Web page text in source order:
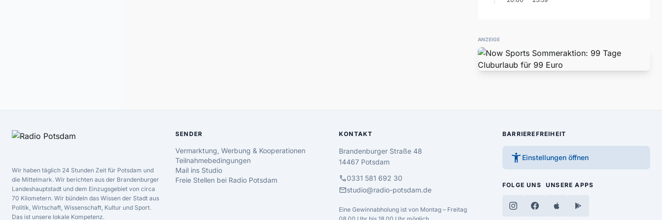
ANZEIGE
Wir haben täglich 24 Stunden Zeit für Potsdam und
die Mittelmark. Wir berichten aus der Brandenburger
Landeshauptstadt und dem Einzugsgebiet von circa
70 Kilometern. Wir bündeln das Wissen der Stadt aus
Politik, Wirtschaft, Wissenschaft, Kultur und Sport.
Das ist unsere lokale Kompetenz.
SENDER
Vermarktung, Werbung & Kooperationen
Teilnahmebedingungen
Mail ins Studio
Freie Stellen bei Radio Potsdam
KONTAKT
Brandenburger Straße 48
14467 Potsdam
call0331 581 692 30
mailstudio@radio-potsdam.de
Eine Gewinnabholung ist von Montag – Freitag
BARRIEREFREIHEIT
accessibility_new Einstellungen öffnen
FOLGE UNS UNSERE APPS